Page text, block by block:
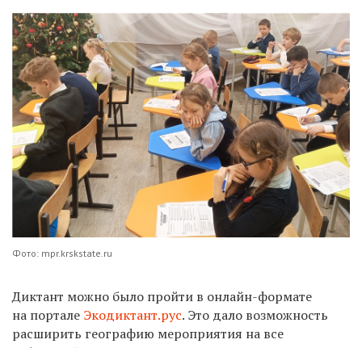
Фото: mpr.krskstate.ru
Диктант можно было пройти в онлайн-формате
на портале Экодиктант.рус. Это дало возможность
расширить географию мероприятия на все